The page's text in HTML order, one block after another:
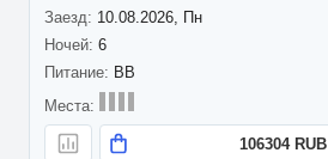
10.08.2026, Пн
6
BB
106304 RUB